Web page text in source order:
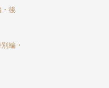
後
編・